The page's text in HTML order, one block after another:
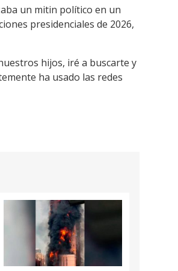
un mitin político en un
presidenciales de 2026,
hijos, iré a buscarte y
ha usado las redes